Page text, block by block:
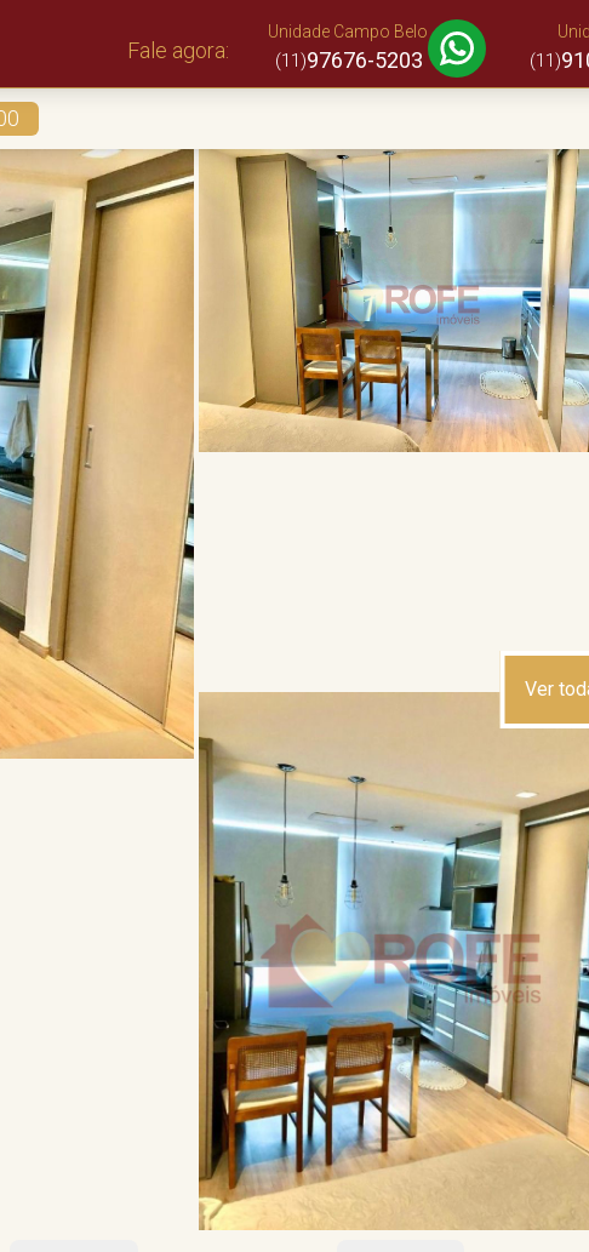
Fale agora:
Unidade Campo Belo
(11)97676-5203 (11)
Ver